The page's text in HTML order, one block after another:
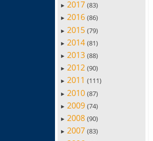
► 2017 (83)
► 2016 (86)
► 2015 (79)
► 2014 (81)
► 2013 (88)
► 2012 (90)
► 2011 (111)
► 2010 (87)
► 2009 (74)
► 2008 (90)
► 2007 (83)